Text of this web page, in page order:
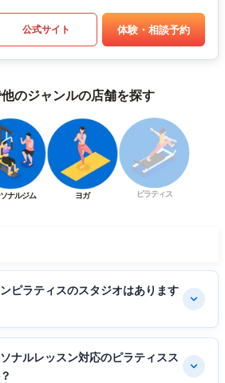
公式サイト 体験・相談予約
のジャンルの店舗を探す
ナルジム ヨガ ピラティス
ピラティスのスタジオはあります
ナルレッスン対応のピラティスス